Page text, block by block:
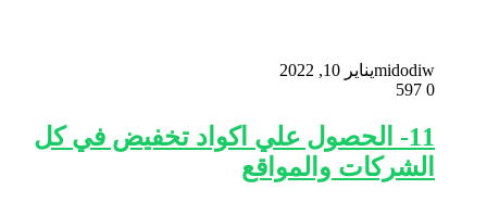
midodiwيناير 10, 2022
0
11- الحصول علي اكواد تخفيض في كل
الشركات والمواقع